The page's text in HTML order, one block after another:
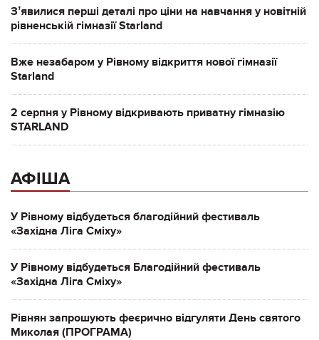
Зʼявилися перші деталі про ціни на навчання у новітній
рівненській гімназії Starland
Вже незабаром у Рівному відкриття нової гімназії
Starland
2 серпня у Рівному відкривають приватну гімназію
STARLAND
АФІША
У Рівному відбудеться благодійний фестиваль
«Західна Ліга Сміху»
У Рівному відбудеться Благодійний фестиваль
«Західна Ліга Сміху»
Рівнян запрошують феєрично відгуляти День святого
Миколая (ПРОГРАМА)